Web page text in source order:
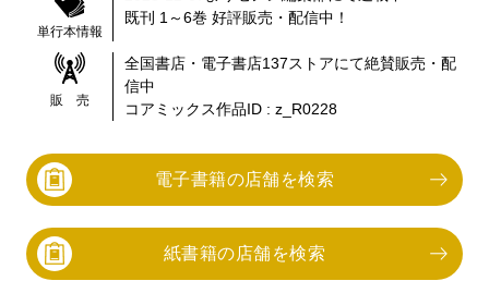
単行本情報
既刊 1～6巻 好評販売・配信中！
販 売
全国書店・電子書店137ストアにて絶賛販売・配
信中
コアミックス作品ID : z_R0228
電子書籍の店舗を検索
紙書籍の店舗を検索